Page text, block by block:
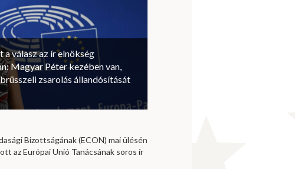
a válasz az ír elnökség
Magyar Péter kezében van,
zsarolás állandósítását
Bizottságának (ECON) mai ülésén
az Európai Unió Tanácsának soros ír